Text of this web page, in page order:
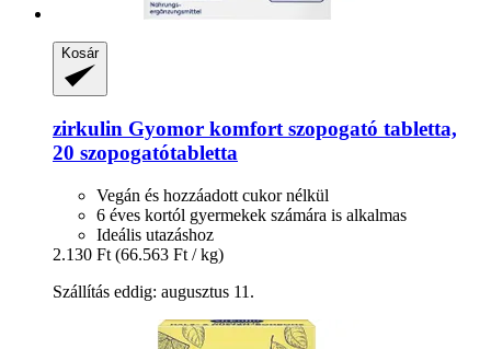
Kosár
zirkulin Gyomor komfort szopogató tabletta,
20 szopogatótabletta
Vegán és hozzáadott cukor nélkül
6 éves kortól gyermekek számára is alkalmas
Ideális utazáshoz
2.130 Ft (66.563 Ft / kg)
Szállítás eddig: augusztus 11.